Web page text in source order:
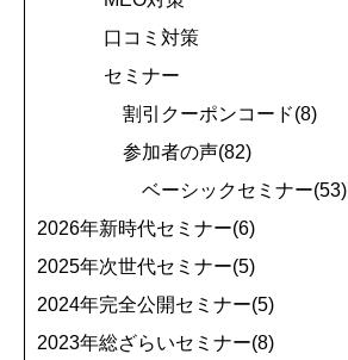
口コミ対策
セミナー
割引クーポンコード(8)
参加者の声(82)
ベーシックセミナー(53)
2026年新時代セミナー(6)
2025年次世代セミナー(5)
2024年完全公開セミナー(5)
2023年総ざらいセミナー(8)